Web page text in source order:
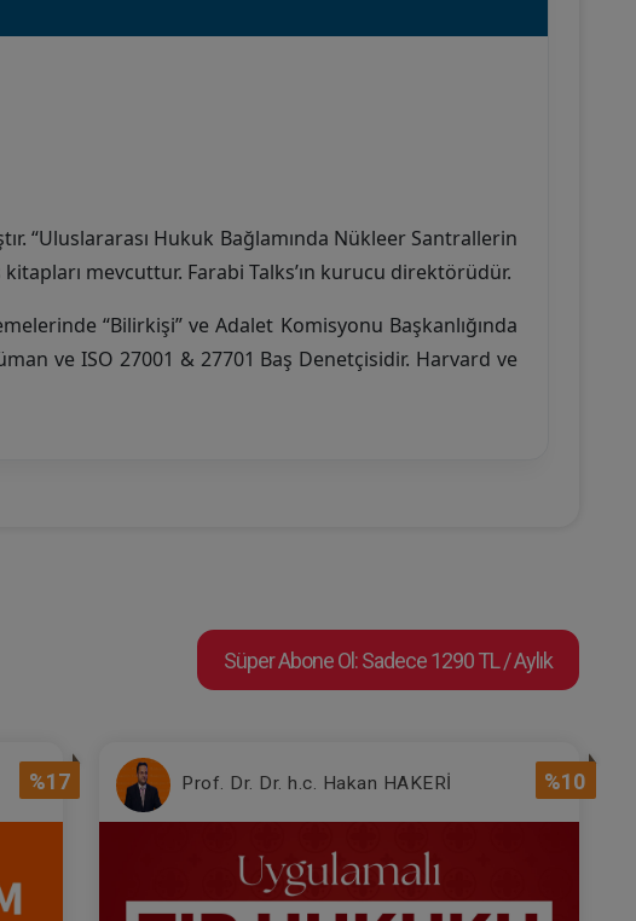
“Uluslararası Hukuk Bağlamında Nükleer Santrallerin
mevcuttur. Farabi Talks’ın kurucu direktörüdür.
“Bilirkişi” ve Adalet Komisyonu Başkanlığında
ve ISO 27001 & 27701 Baş Denetçisidir. Harvard ve
Süper Abone Ol: Sadece 1290 TL / Aylık
%17 %10
Prof. Dr. Dr. h.c. Hakan HAKERİ